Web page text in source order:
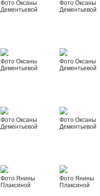
Фото Оксаны
Дементьевой
Фото Оксаны
Дементьевой
Фото Оксаны
Дементьевой
Фото Оксаны
Дементьевой
Фото Оксаны
Дементьевой
Фото Оксаны
Дементьевой
Фото Янины
Плаксиной
Фото Янины
Плаксиной